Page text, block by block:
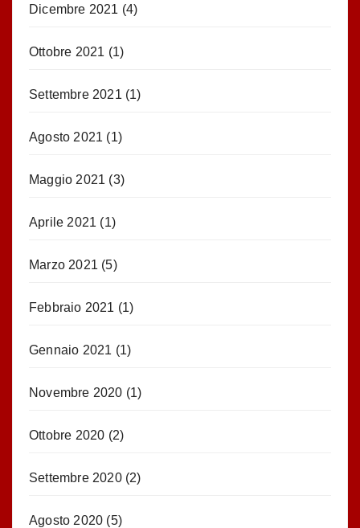
Dicembre 2021 (4)
Ottobre 2021 (1)
Settembre 2021 (1)
Agosto 2021 (1)
Maggio 2021 (3)
Aprile 2021 (1)
Marzo 2021 (5)
Febbraio 2021 (1)
Gennaio 2021 (1)
Novembre 2020 (1)
Ottobre 2020 (2)
Settembre 2020(2)
Agosto 2020 (5)